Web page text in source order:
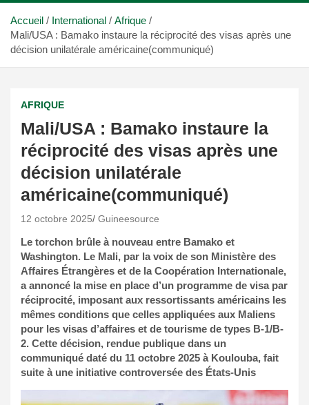
Accueil International
Afrique
Mali/USA : Bamako instaure la réciprocité des visas après une
décision unilatérale américaine(communiqué)
AFRIQUE
Mali/USA : Bamako instaure la
réciprocité des visas après une
décision unilatérale
américaine(communiqué)
12 octobre 2025 Guineesource
Le torchon brûle à nouveau entre Bamako et
Washington. Le Mali, par la voix de son Ministère des
Affaires Étrangères et de la Coopération Internationale,
a annoncé la mise en place d’un programme de visa par
réciprocité, imposant aux ressortissants américains les
mêmes conditions que celles appliquées aux Maliens
pour les visas d’affaires et de tourisme de types B-1/B-
2. Cette décision, rendue publique dans un
communiqué daté du 11 octobre 2025 à Koulouba, fait
suite à une initiative controversée des États-Unis